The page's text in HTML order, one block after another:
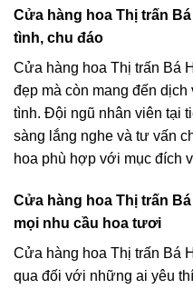
Cửa hàng hoa Thị trấn
tình, chu đáo
Cửa hàng hoa Thị trấn Bá
đẹp mà còn mang đến
tình. Đội ngũ nhân viên tại
sàng lắng nghe và tư vấn
hoa phù hợp với mục đích
Cửa hàng hoa Thị trấn
mọi nhu cầu hoa tươi
Cửa hàng hoa Thị trấn Bá
qua đối với những ai yêu